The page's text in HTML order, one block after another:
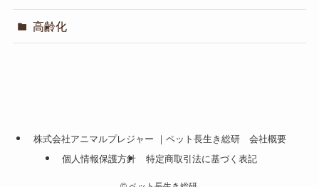
高齢化
株式会社アニマルプレジャー ｜ペット長生き総研 会社概要
個人情報保護方針
特定商取引法に基づく表記